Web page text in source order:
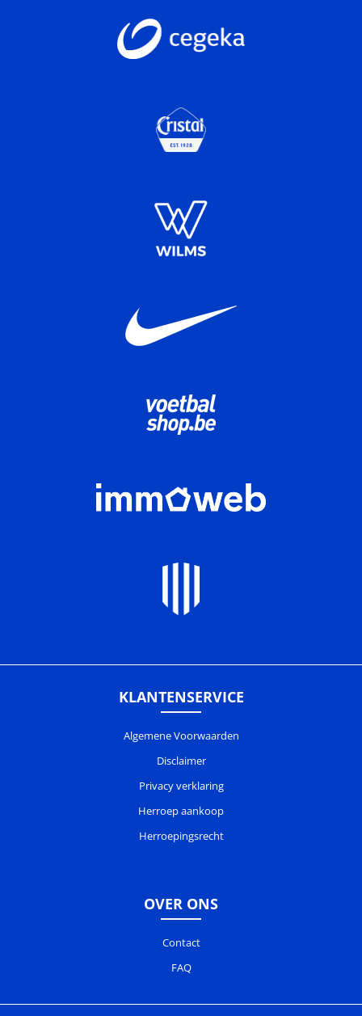
KLANTENSERVICE
Algemene Voorwaarden
Disclaimer
Privacy verklaring
Herroep aankoop
Herroepingsrecht
OVER ONS
Contact
FAQ